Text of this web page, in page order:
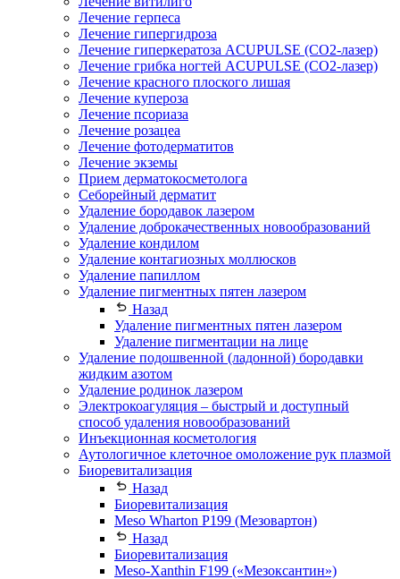
Лечение герпеса
Лечение гипергидроза
Лечение гиперкератоза ACUPULSE (CO2-лазер)
Лечение грибка ногтей ACUPULSE (CO2-лазер)
Лечение красного плоского лишая
Лечение купероза
Лечение псориаза
Лечение розацеа
Лечение фотодерматитов
Лечение экземы
Прием дерматокосметолога
Себорейный дерматит
Удаление бородавок лазером
Удаление доброкачественных новообразований
Удаление кондилом
Удаление контагиозных моллюсков
Удаление папиллом
Удаление пигментных пятен лазером
Назад
Удаление пигментных пятен лазером
Удаление пигментации на лице
Удаление подошвенной (ладонной) бородавки
жидким азотом
Удаление родинок лазером
Электрокоагуляция – быстрый и доступный
способ удаления новообразований
Инъекционная косметология
Аутологичное клеточное омоложение рук плазмой
Биоревитализация
Назад
Биоревитализация
Meso Wharton P199 (Мезовартон)
Назад
Биоревитализация
Meso-Xanthin F199 («Мезоксантин»)